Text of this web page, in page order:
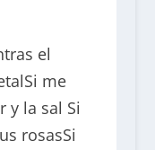
el
me
y la sal Si
rosasSi